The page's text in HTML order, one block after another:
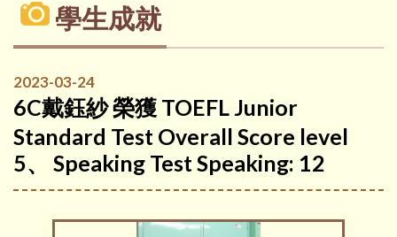
學生成就
2023-03-24
6C戴鈺紗 榮獲 TOEFL Junior
Standard Test Overall Score level
5、 Speaking Test Speaking: 12